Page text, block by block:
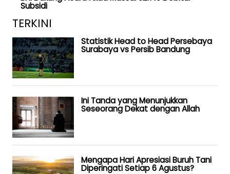
Subsidi
TERKINI
Statistik Head to Head Persebaya
Surabaya vs Persib Bandung
Ini Tanda yang Menunjukkan
Seseorang Dekat dengan Allah
Mengapa Hari Apresiasi Buruh Tani
Diperingati Setiap 6 Agustus?